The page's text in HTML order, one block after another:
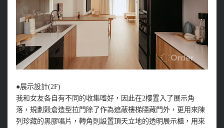
●展示設計(2F)
我和女友各自有不同的收集嗜好，因此在2樓置入了展示角
落，規劃穀倉造型拉門除了作為遮蔽樓梯隱藏門外，更用來陳
列珍藏的黑膠唱片，轉角則設置頂天立地的透明展示櫃，用來